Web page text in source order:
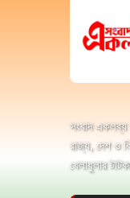
সংবাদ একলব্য
রাজ্য, দেশ ও
খেলাধুলার